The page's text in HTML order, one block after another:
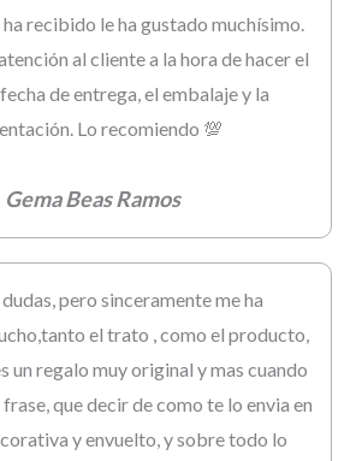
recibido le ha gustado muchísimo.
al cliente a la hora de hacer el
de entrega, el embalaje y la
Lo recomiendo 💯
Gema Beas Ramos
pero sinceramente me ha
el trato , como el producto,
un regalo muy original y mas cuando
que decir de como te lo envia en
y envuelto, y sobre todo lo